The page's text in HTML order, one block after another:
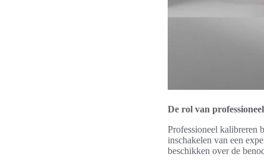
De rol van
Professioneel kalibreren
inschakelen van een
beschikken over de